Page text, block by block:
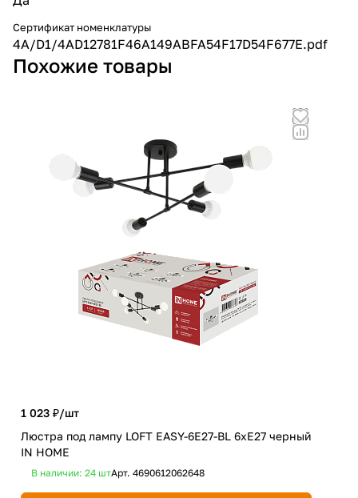
Сертификат номенклатуры
4A/D1/4AD12781F46A149ABFA54F17D54F677E.pdf
Похожие товары
1 023 ₽/шт
Люстра под лампу LOFT EASY-6E27-BL 6хЕ27 черный
IN HOME
В наличии: 24 штАрт. 4690612062648